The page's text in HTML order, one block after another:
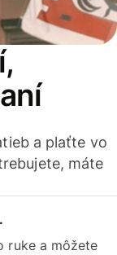
a plaťte vo
máte
ruke a môžete